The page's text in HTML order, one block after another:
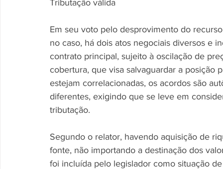
Tributação válida
Em seu voto pelo desprovimento do
no caso, há dois atos negociais diversos e
contrato principal, sujeito à oscilação de
cobertura, que visa salvaguardar a posição
estejam correlacionadas, os acordos são
diferentes, exigindo que se leve em
tributação.
Segundo o relator, havendo aquisição de
fonte, não importando a destinação dos
foi incluída pelo legislador como situação